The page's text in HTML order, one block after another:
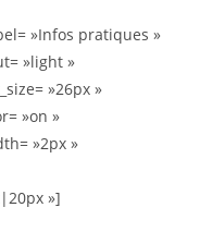
»Infos pratiques »
»light »
»26px »
»on »
»2px »
»]